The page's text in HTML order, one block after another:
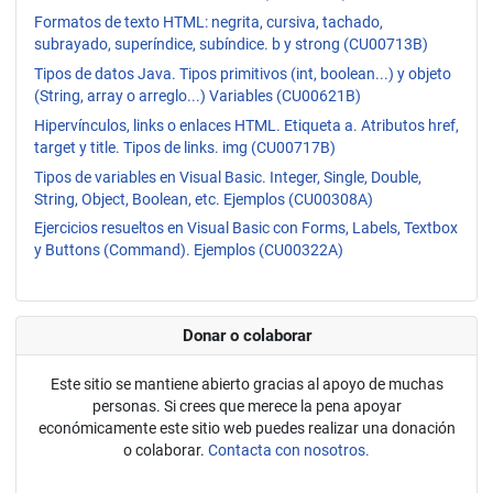
Formatos de texto HTML: negrita, cursiva, tachado,
subrayado, superíndice, subíndice. b y strong (CU00713B)
Tipos de datos Java. Tipos primitivos (int, boolean...) y objeto
(String, array o arreglo...) Variables (CU00621B)
Hipervínculos, links o enlaces HTML. Etiqueta a. Atributos href,
target y title. Tipos de links. img (CU00717B)
Tipos de variables en Visual Basic. Integer, Single, Double,
String, Object, Boolean, etc. Ejemplos (CU00308A)
Ejercicios resueltos en Visual Basic con Forms, Labels, Textbox
y Buttons (Command). Ejemplos (CU00322A)
Donar o colaborar
Este sitio se mantiene abierto gracias al apoyo de muchas
personas. Si crees que merece la pena apoyar
económicamente este sitio web puedes realizar una donación
o colaborar. Contacta con nosotros.